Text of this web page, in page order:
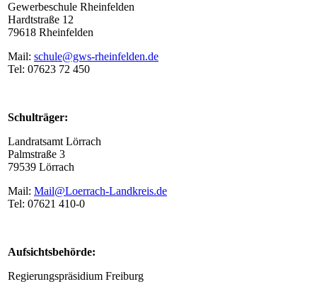
Gewerbeschule Rheinfelden
Hardtstraße 12
79618 Rheinfelden
Mail: schule@gws-rheinfelden.de
Tel: 07623 72 450
Schulträger:
Landratsamt Lörrach
Palmstraße 3
79539 Lörrach
Mail: Mail@Loerrach-Landkreis.de
Tel: 07621 410-0
Aufsichtsbehörde:
Regierungspräsidium Freiburg